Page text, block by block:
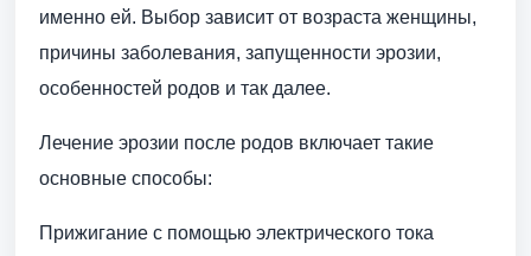
именно ей. Выбор зависит от возраста женщины,
причины заболевания, запущенности эрозии,
особенностей родов и так далее.
Лечение эрозии после родов включает такие
основные способы:
Прижигание с помощью электрического тока